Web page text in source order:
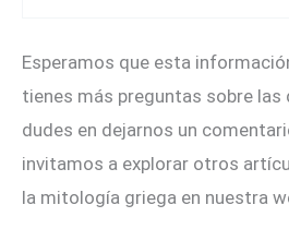
Esperamos que esta
tienes más preguntas sobre las
dudes en dejarnos un
invitamos a explorar otros
la mitología griega en nuestra